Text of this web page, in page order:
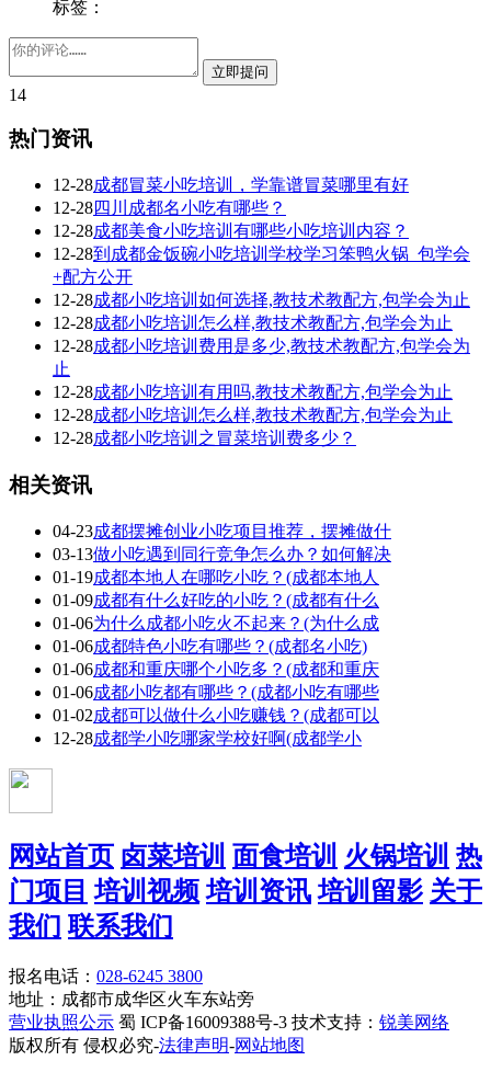
标签：
14
热门资讯
12-28成都冒菜小吃培训，学靠谱冒菜哪里有好
12-28四川成都名小吃有哪些？
12-28成都美食小吃培训有哪些小吃培训内容？
12-28到成都金饭碗小吃培训学校学习笨鸭火锅_包学会
+配方公开
12-28成都小吃培训如何选择,教技术教配方,包学会为止
12-28成都小吃培训怎么样,教技术教配方,包学会为止
12-28成都小吃培训费用是多少,教技术教配方,包学会为
止
12-28成都小吃培训有用吗,教技术教配方,包学会为止
12-28成都小吃培训怎么样,教技术教配方,包学会为止
12-28成都小吃培训之冒菜培训费多少？
相关资讯
04-23成都摆摊创业小吃项目推荐，摆摊做什
03-13做小吃遇到同行竞争怎么办？如何解决
01-19成都本地人在哪吃小吃？(成都本地人
01-09成都有什么好吃的小吃？(成都有什么
01-06为什么成都小吃火不起来？(为什么成
01-06成都特色小吃有哪些？(成都名小吃)
01-06成都和重庆哪个小吃多？(成都和重庆
01-06成都小吃都有哪些？(成都小吃有哪些
01-02成都可以做什么小吃赚钱？(成都可以
12-28成都学小吃哪家学校好啊(成都学小
网站首页 卤菜培训 面食培训 火锅培训 热
门项目 培训视频 培训资讯 培训留影 关于
我们 联系我们
报名电话： 028-6245 3800
地址：成都市成华区火车东站旁
营业执照公示 蜀 ICP备16009388号-3 技术支持： 锐美网络
版权所有 侵权必究-法律声明-网站地图